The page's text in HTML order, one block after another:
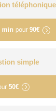
téléphonique
min pour 90€
simple
50€